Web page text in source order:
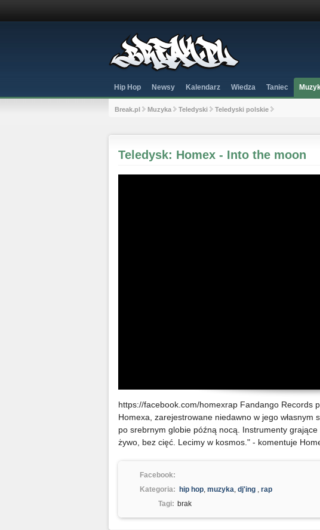
Hip Hop Newsy Kalendarz Wiedza Taniec
Break.pl Muzyka Teledyski Teledyski polskie
Teledysk: Homex - Into the moon
https://facebook.com/homexrap Fandango Records
Homexa, zarejestrowane niedawno w jego
po srebrnym globie późną nocą. Instrumenty
żywo, bez cięć. Lecimy w kosmos." - komentuje
Facebook:
Kategoria:
hip hop, muzyka, dj'ing , rap
Tagi: brak